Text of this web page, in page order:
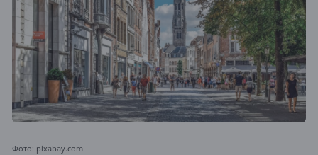
Фото: pixabay.com